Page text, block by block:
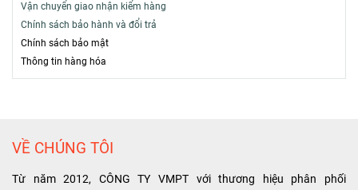
Vận chuyển giao nhận kiểm hàng
Chính sách bảo hành và đổi trả
Chính sách bảo mật
Thông tin hàng hóa
VỀ CHÚNG TÔI
Từ năm 2012, CÔNG TY VMPT với thương hiệu phân phối